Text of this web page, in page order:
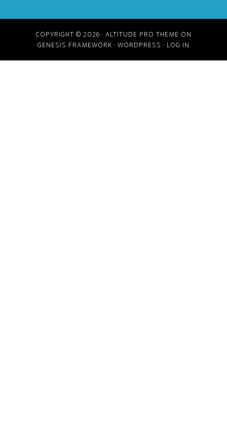
COPYRIGHT © 2026 · ALTITUDE PRO THEME ON
GENESIS FRAMEWORK · WORDPRESS · LOG IN